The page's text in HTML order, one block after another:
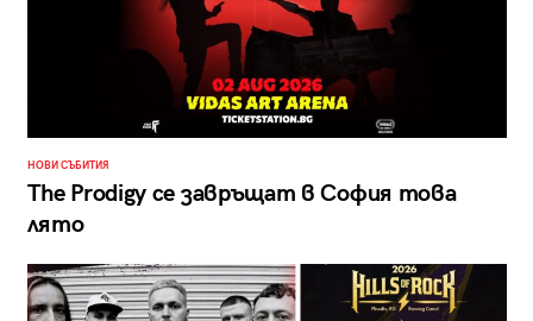
НОВИ СЪБИТИЯ
The Prodigy се завръщат в София това
лято